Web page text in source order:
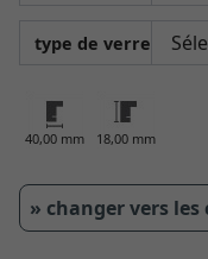
type de verre
40,00 mm 18,00 mm
» changer vers